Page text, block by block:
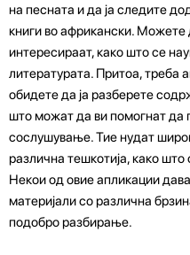
на песната и да ја следите
книги во африкански. Можете
интересираат, како што се
литературата. Притоа, треба
обидете да ја разберете
што можат да ви помогнат да
сослушување. Тие нудат
различна тешкотија, како што
Некои од овие апликации
материјали со различна
подобро разбирање.